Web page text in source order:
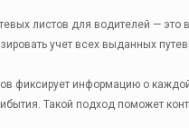
листов для водителей — это
учет всех выданных
фиксирует информацию о
Такой подход поможет